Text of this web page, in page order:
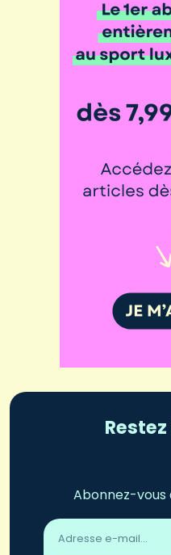
Abonnez-
Adresse
email